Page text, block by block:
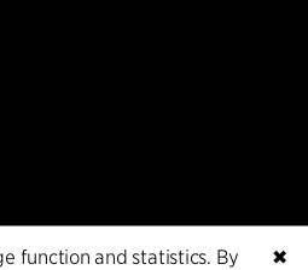
✖
function and statistics. By